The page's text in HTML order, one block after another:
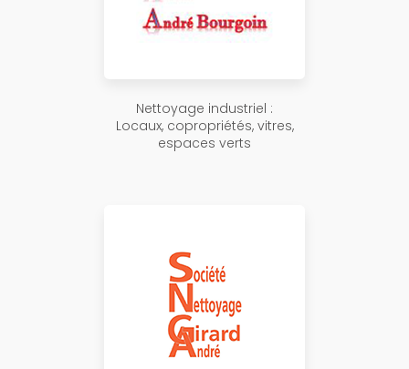
Nettoyage industriel :
Locaux, copropriétés, vitres,
espaces verts